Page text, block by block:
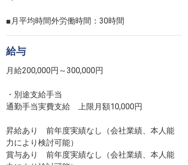
■月平均時間外労働時間：30時間
給与
月給200,000円～300,000円
・別途支給手当
通勤手当実費支給 上限月額10,000円
昇給あり 前年度実績なし（会社業績、本人能
力により検討可能）
賞与あり 前年度実績なし（会社業績、本人能